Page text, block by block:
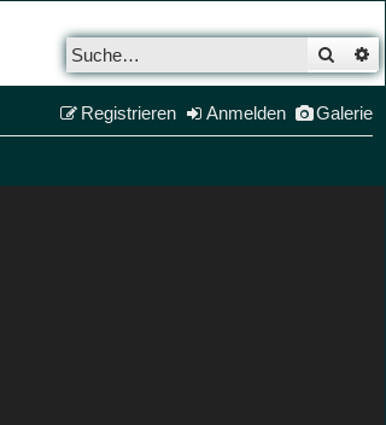
Galerie
Anmelden
Registrieren